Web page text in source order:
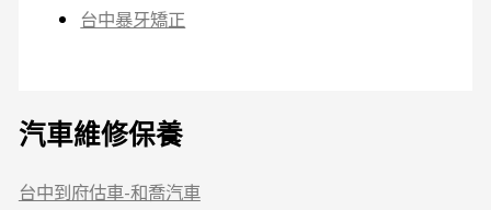
台中暴牙矯正
汽車維修保養
台中到府估車-和喬汽車